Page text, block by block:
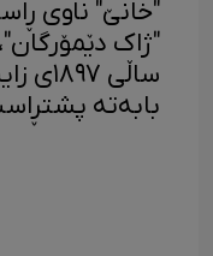
"خانێ" ناوی
"ژاک
ساڵی
بابەتە